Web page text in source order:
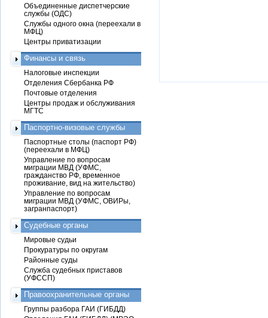
Объединенные диспетчерские
службы (ОДС)
Службы одного окна (переехали в
МФЦ)
Центры приватизации
Финансы и связь
Налоговые инспекции
Отделения Сбербанка РФ
Почтовые отделения
Центры продаж и обслуживания
МГТС
Паспортно-визовые службы
Паспортные столы (паспорт РФ)
(переехали в МФЦ)
Управление по вопросам
миграции МВД (УФМС,
гражданство РФ, временное
проживание, вид на жительство)
Управление по вопросам
миграции МВД (УФМС, ОВИРы,
загранпаспорт)
Судебные органы
Мировые судьи
Прокуратуры по округам
Районные суды
Служба судебных приставов
(УФССП)
Правоохранительные органы
Группы разбора ГАИ (ГИБДД)